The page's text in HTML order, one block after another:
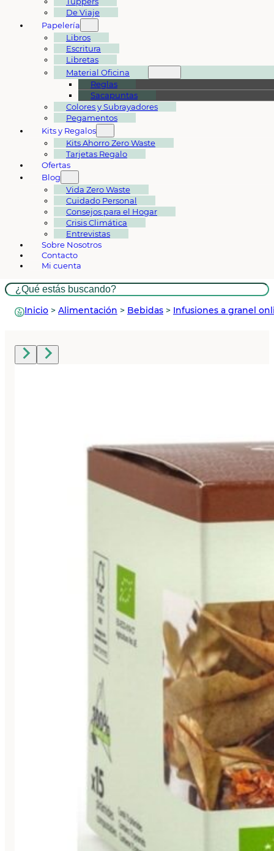
De Viaje
Papelería
Libros
Escritura
Libretas
Material Oficina
Reglas
Sacapuntas
Colores y Subrayadores
Pegamentos
Kits y Regalos
Kits Ahorro Zero Waste
Tarjetas Regalo
Ofertas
Blog
Vida Zero Waste
Cuidado Personal
Consejos para el Hogar
Crisis Climática
Entrevistas
Sobre Nosotros
Contacto
Mi cuenta
Buscar
Inicio > Alimentación > Bebidas > Infusiones a granel